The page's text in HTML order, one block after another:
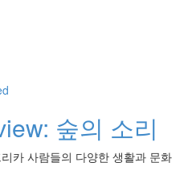
숲의 소리
카 사람들의 다양한 생활과 문화